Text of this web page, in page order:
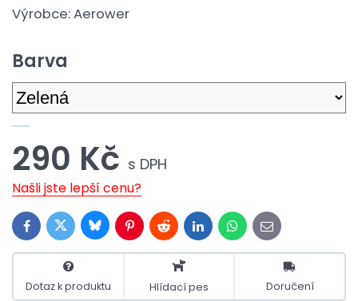
Výrobce:Aerower
Barva
290 Kč s DPH
Našli jste lepší cenu?
FacebookTwitterBlueskyPinterestRedditLinkedInWhatsApp
E-
mail
Dotaz k produktu Hlídací pes Doručení